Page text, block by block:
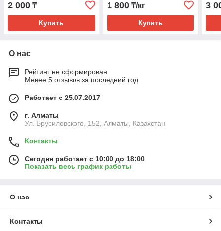
2 000 ₸
Купить
1 800₸/кг
Купить
3
О нас
Рейтинг не сформирован
Менее 5 отзывов за последний год
Работает с 25.07.2017
г. Алматы
Ул. Брусиловского, 152, Алматы, Казахстан
Контакты
Сегодня работает с 10:00 до 18:00
Показать весь график работы
О нас
Контакты